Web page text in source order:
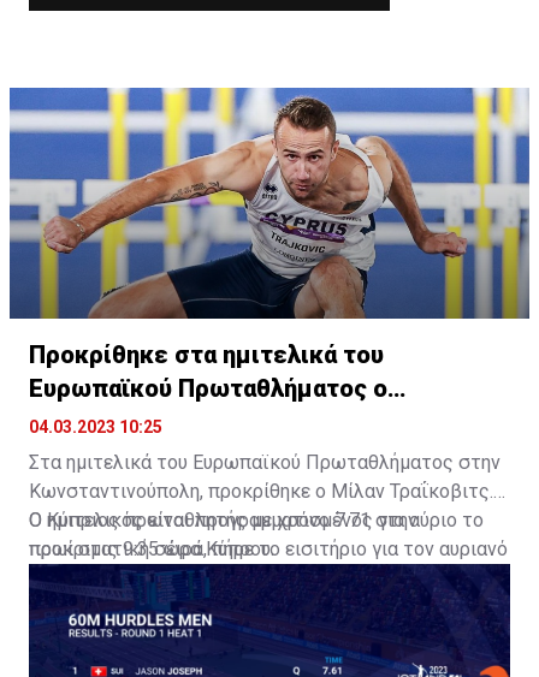
Προκρίθηκε στα ημιτελικά του
Ευρωπαϊκού Πρωταθλήματος ο
Τραΐκοβιτς!
04.03.2023 10:25
Στα ημιτελικά του Ευρωπαϊκού Πρωταθλήματος στην
Κωνσταντινούπολη, προκρίθηκε ο Μίλαν Τραΐκοβιτς.
Ο Κύπριος πρωταθλητής με χρόνο 7.71 στην
προκριματική σειρά, πήρε το εισιτήριο για τον αυριανό
ημιτελικό.
Ο ημιτελικός είναι προγραμματισμένος για αύριο το
πρωί στις 9:35 ώρα Κύπρου.